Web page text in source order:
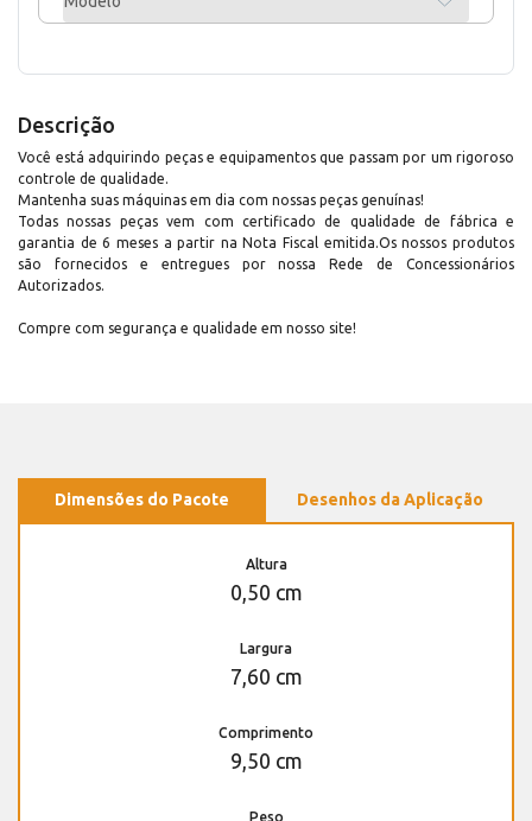
Descrição
Você está adquirindo peças e equipamentos que passam por um rigoroso
controle de qualidade.
Mantenha suas máquinas em dia com nossas peças genuínas!
Todas nossas peças vem com certificado de qualidade de fábrica e
garantia de 6 meses a partir na Nota Fiscal emitida.Os nossos produtos
são fornecidos e entregues por nossa Rede de Concessionários
Autorizados.
Compre com segurança e qualidade em nosso site!
Dimensões do Pacote Desenhos da Aplicação
Altura
0,50 cm
Largura
7,60 cm
Comprimento
9,50 cm
Peso